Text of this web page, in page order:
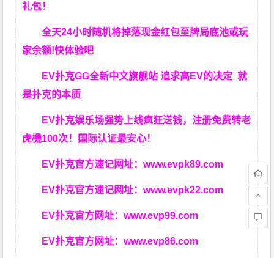
礼包！
全天24小时随机将掉落现金红包至牌局底池或玩
家余额!快体验吧
EV扑克GG全新中文旗舰站 追求高EV的决定就
是扑克的本质
EV扑克娱乐场强势上线疯狂送钱，注册免费转老
虎機100次！国际认证最安心！
EV扑克官方速记网址：www.evpk89.com
EV扑克官方速记网址：www.evpk22.com
EV扑克官方网址：www.evp99.com
EV扑克官方网址：www.evp86.com